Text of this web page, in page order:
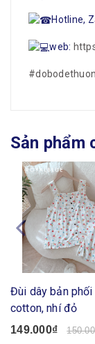
Hotline,
web:
Sản phẩm
Đùi dây bản phối
cotton, nhí đỏ
149.000₫